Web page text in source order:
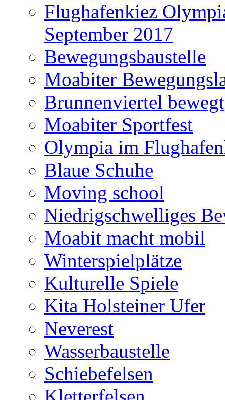
Flughafenkiez
September 2017
Bewegungsbaustelle
Moabiter
Brunnenviertel bewegt
Moabiter Sportfest
Olympia im
Blaue Schuhe
Moving school
Niedrigschwelliges
Moabit macht mobil
Winterspielplätze
Kulturelle Spiele
Kita Holsteiner Ufer
Neverest
Wasserbaustelle
Schiebefelsen